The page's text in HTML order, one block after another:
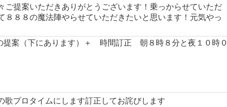
ご提案いただきありがとうございます！乗っからせていただ
８８の魔法陣やらせていただきたいと思います！元気やっ
提案（下にあります）＋ 時間訂正 朝８時８分と夜１０時０
プロタイムにします訂正してお詫びします